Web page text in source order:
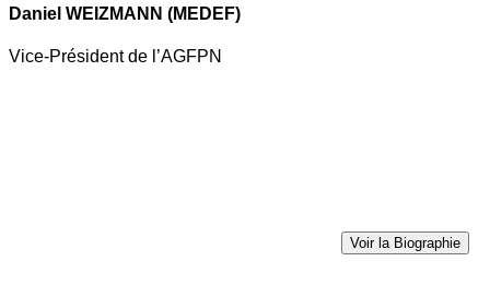
Daniel WEIZMANN (MEDEF)
Vice-Président de l’AGFPN
Voir la Biographie